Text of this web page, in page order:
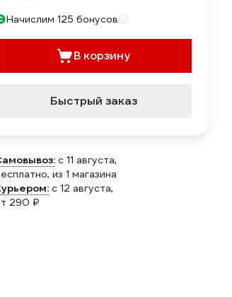
Начислим 125 бонусов
В корзину
Быстрый заказ
c 11 августа,
, из 1 магазина
c 12 августа,
290 ₽